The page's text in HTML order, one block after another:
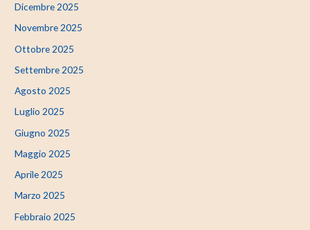
Dicembre 2025
Novembre 2025
Ottobre 2025
Settembre 2025
Agosto 2025
Luglio 2025
Giugno 2025
Maggio 2025
Aprile 2025
Marzo 2025
Febbraio 2025